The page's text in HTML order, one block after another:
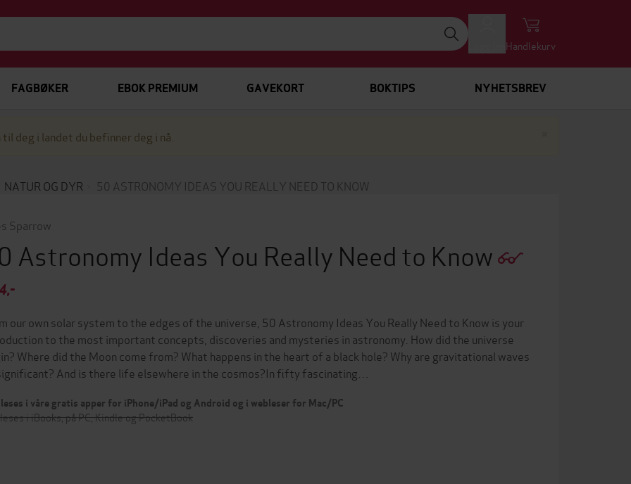
Handlekurv
FAGBØKER EBOK PREMIUM GAVEKORT BOKTIPS NYHETSBREV
deg i landet du befinner deg i nå.
NATUR OG DYR 50 ASTRONOMY IDEAS YOU REALLY NEED TO KNOW
Sparrow
Astronomy Ideas You Really Need to Know
our own solar system to the edges of the universe, 50 Astronomy Ideas You Really Need to Know is your
to the most important concepts, discoveries and mysteries in astronomy. How did the universe
Where did the Moon come from? What happens in the heart of a black hole? Why are gravitational waves
And is there life elsewhere in the cosmos?In fifty fascinating…
leses i våre gratis apper for iPhone/iPad og Android og i webleser for Mac/PC
i iBooks, på PC, Kindle og PocketBook